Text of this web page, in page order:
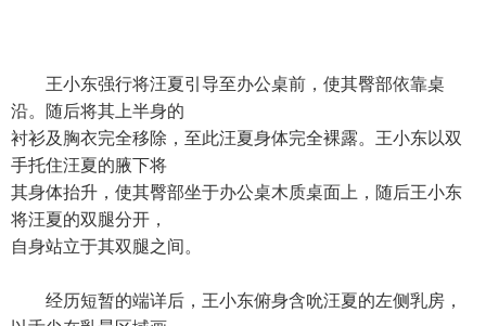
王小东强行将汪夏引导至办公桌前，使其臀部依靠桌
沿。随后将其上半身的
衬衫及胸衣完全移除，至此汪夏身体完全裸露。王小东以双
手托住汪夏的腋下将
其身体抬升，使其臀部坐于办公桌木质桌面上，随后王小东
将汪夏的双腿分开，
自身站立于其双腿之间。
经历短暂的端详后，王小东俯身含吮汪夏的左侧乳房，